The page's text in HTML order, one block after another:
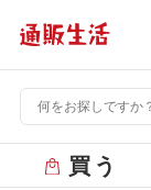
買う